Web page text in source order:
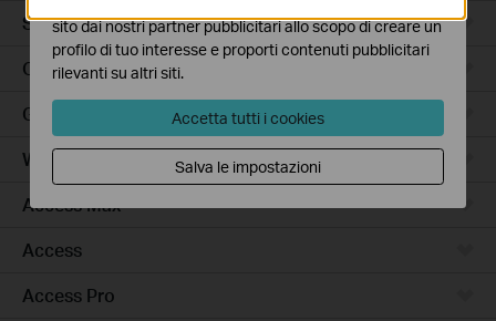
Switch
Outdoor
Gateway
Wireless Bridge
Access Max
Access
Access Pro
sito dai nostri partner pubblicitari allo scopo di creare un
profilo di tuo interesse e proporti contenuti pubblicitari
rilevanti su altri siti.
Accetta tutti i cookies
Salva le impostazioni